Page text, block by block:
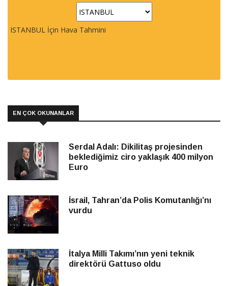
ISTANBUL İçin Hava Tahmini
EN ÇOK OKUNANLAR
Serdal Adalı: Dikilitaş projesinden
beklediğimiz ciro yaklaşık 400 milyon
Euro
İsrail, Tahran’da Polis Komutanlığı’nı
vurdu
İtalya Milli Takımı’nın yeni teknik
direktörü Gattuso oldu